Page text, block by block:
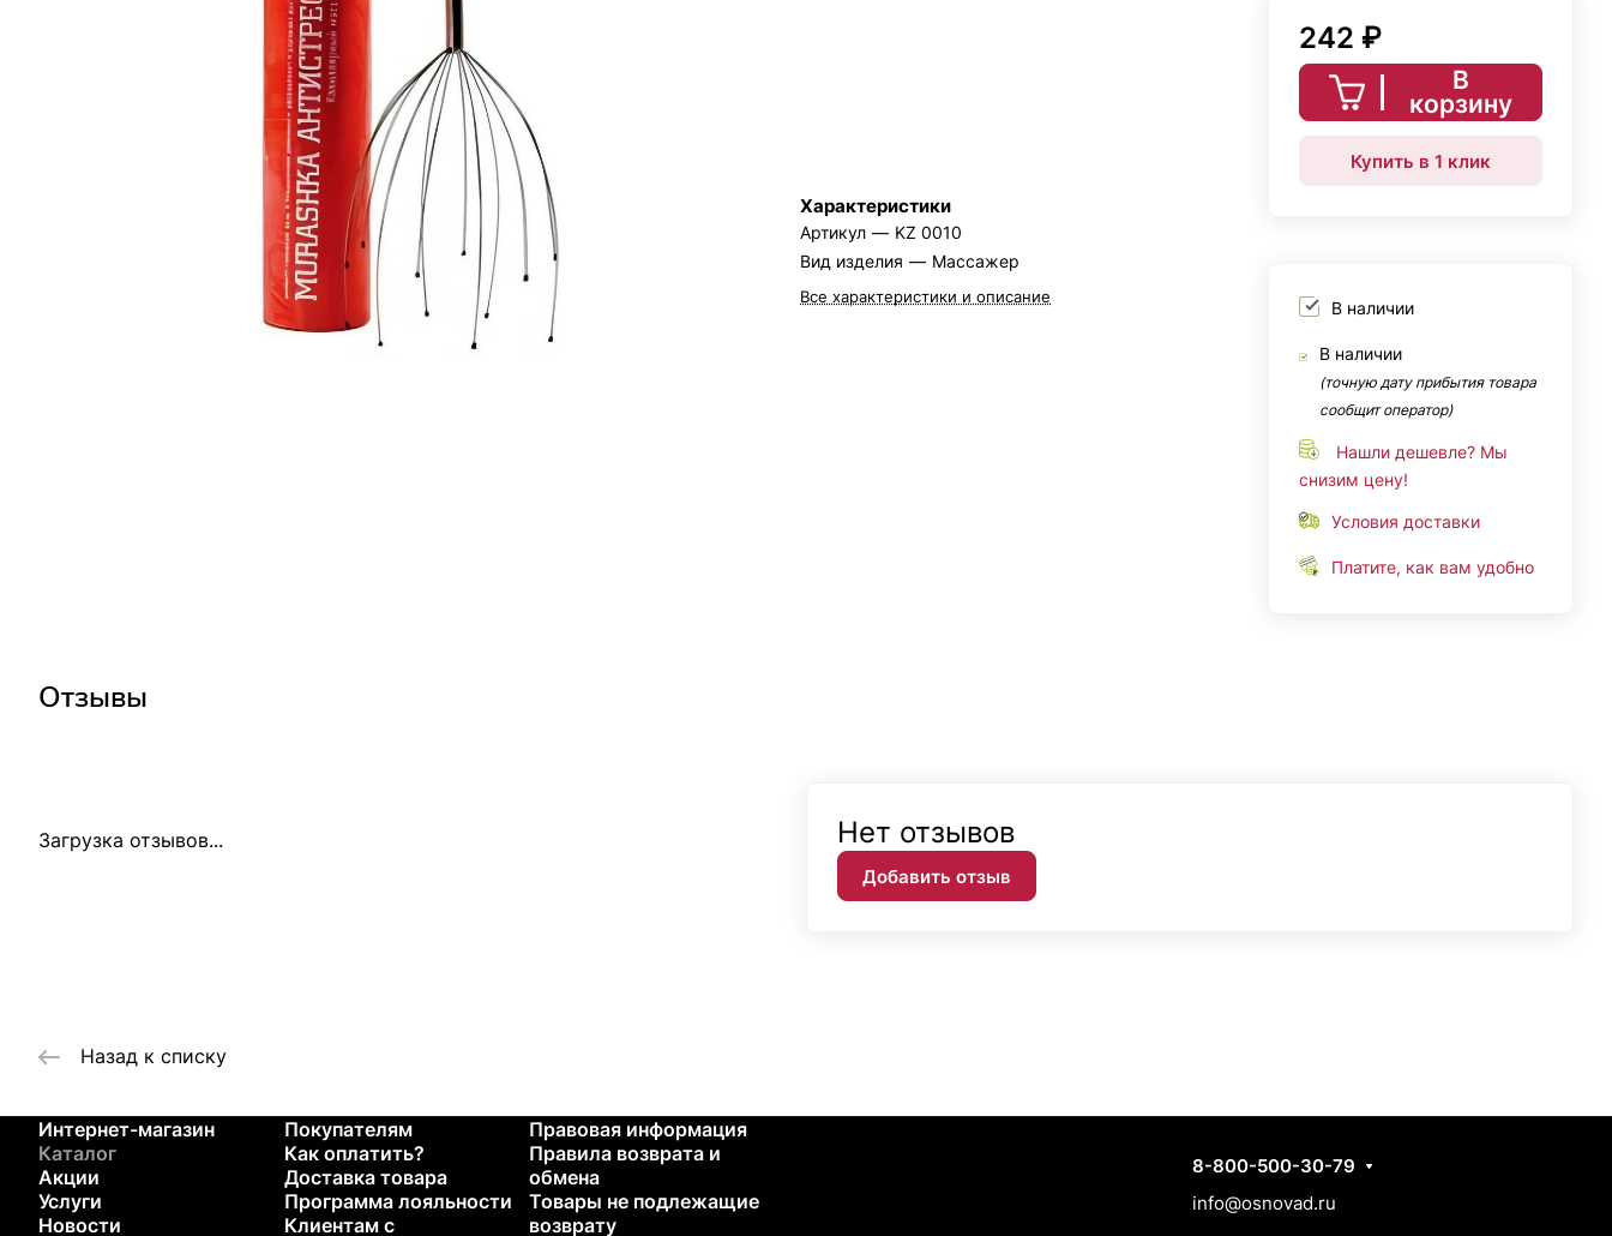
Характеристики
Артикул — KZ 0010
Вид изделия — Массажер
Все характеристики и описание
242 ₽
В
корзину
Купить в 1 клик
В наличии
В наличии
(точную дату прибытия товара
сообщит оператор)
Нашли дешевле? Мы
снизим цену!
Условия доставки
Платите, как вам удобно
Отзывы
Загрузка отзывов... Нет отзывов
Добавить отзыв
Назад к списку
Интернет-магазин
Каталог
Акции
Услуги
Новости
Покупателям
Как оплатить?
Доставка товара
Программа лояльности
Клиентам с
Правовая информация
Правила возврата и
обмена
Товары не подлежащие
возврату
8-800-500-30-79
info@osnovad.ru